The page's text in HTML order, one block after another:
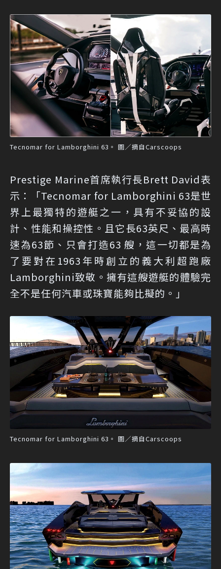
Tecnomar for Lamborghini 63。 圖／摘自Carscoops
Prestige Marine首席執行長Brett David表
示：「Tecnomar for Lamborghini 63是世
界上最獨特的遊艇之一，具有不妥協的設
計、性能和操控性。且它長63英尺、最高時
速為63節、只會打造63 艘，這一切都是為
了要對在1963年時創立的義大利超跑廠
Lamborghini致敬。擁有這艘遊艇的體驗完
全不是任何汽車或珠寶能夠比擬的。」
Tecnomar for Lamborghini 63。 圖／摘自Carscoops